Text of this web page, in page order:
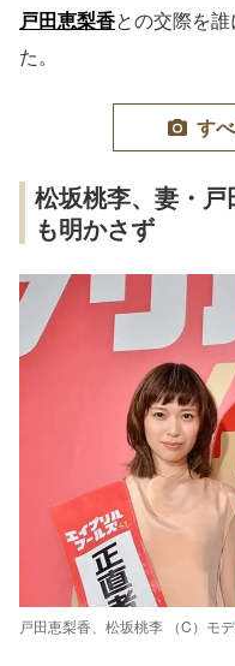
戸田恵梨香との交際を
た。
す
松坂桃李、妻・
も明かさず
戸田恵梨香、松坂桃李 （C）モ